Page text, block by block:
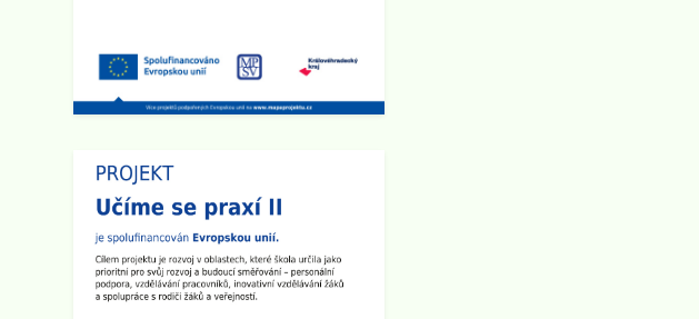
omlouváme, učitelský sbor se půjde
nejprve představit do prvních a
Zveřejněno: 8.9.2025
Plenární schůze SRPŠ
Dne 15.9. 2025 v 15:30 hod se v
učebně 8.A na 2. stupni školy koná
Plenární schůze SRPŠ.